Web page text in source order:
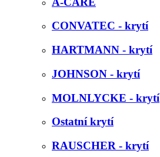
CONVATEC - krytí
HARTMANN - krytí
JOHNSON - krytí
MOLNLYCKE - krytí
Ostatní krytí
RAUSCHER - krytí